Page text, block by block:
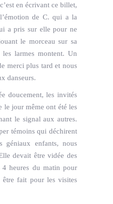
en écrivant ce billet,
de C. qui a la
a pris sur elle pour ne
le morceau sur sa
les larmes montent. Un
merci plus tard et nous
danseurs.
doucement, les invités
le jour même ont été les
le signal aux autres.
témoins qui déchirent
enfants, nous
devait être vidée des
4 heures du matin pour
être fait pour les visites